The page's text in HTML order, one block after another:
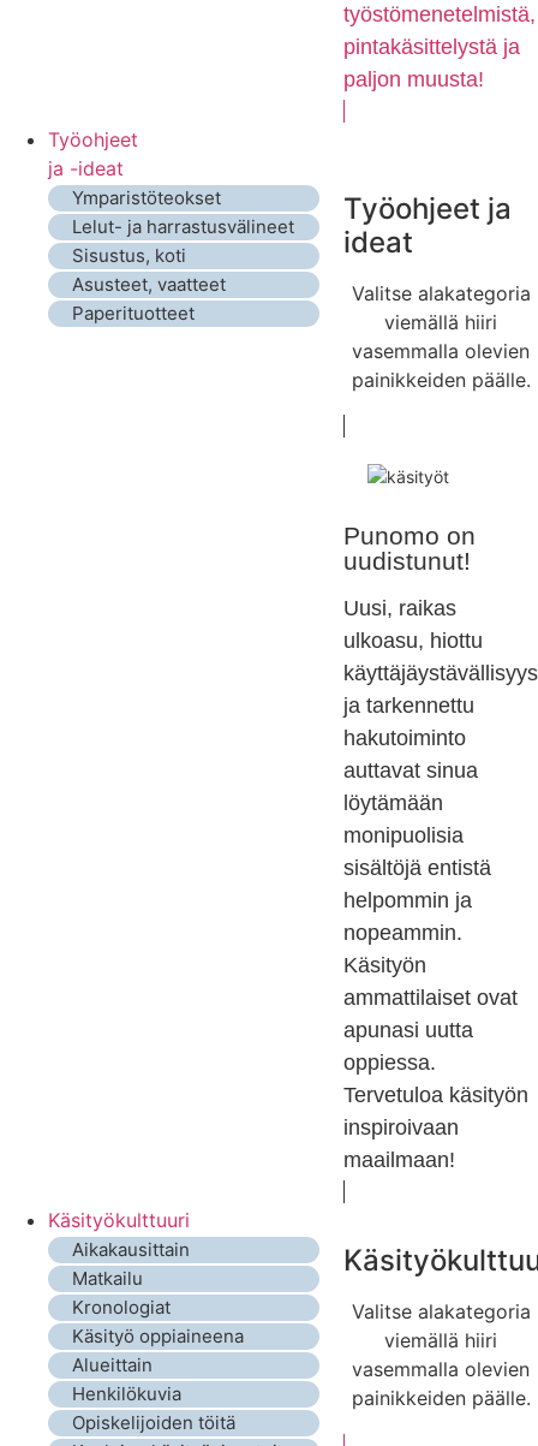
työstömenetelmistä,
pintakäsittelystä ja
paljon muusta!
Työohjeet
ja -ideat
Ymparistöteokset
Lelut- ja harrastusvälineet
Sisustus, koti
Asusteet, vaatteet
Paperituotteet
Työohjeet ja
ideat
Valitse alakategoria
viemällä hiiri
vasemmalla olevien
painikkeiden päälle.
Punomo on
uudistunut!
Uusi, raikas
ulkoasu, hiottu
käyttäjäystävällisyys
ja tarkennettu
hakutoiminto
auttavat sinua
löytämään
monipuolisia
sisältöjä entistä
helpommin ja
nopeammin.
Käsityön
ammattilaiset ovat
apunasi uutta
oppiessa.
Tervetuloa käsityön
inspiroivaan
maailmaan!
Käsityökulttuuri
Aikakausittain
Matkailu
Kronologiat
Käsityö oppiaineena
Alueittain
Henkilökuvia
Opiskelijoiden töitä
Valitse alakategoria
viemällä hiiri
vasemmalla olevien
painikkeiden päälle.